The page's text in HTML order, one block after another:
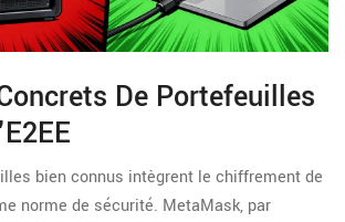
De Portefeuilles
bien connus intègrent le chiffrement de
norme de sécurité. MetaMask, par